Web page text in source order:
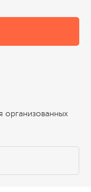
организованных